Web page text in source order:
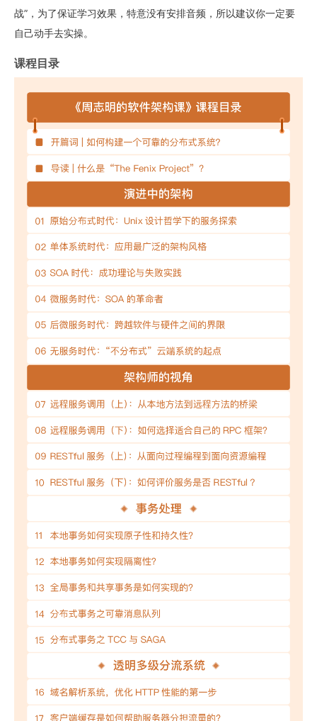
战”，为了保证学习效果，特意没有安排音频，所以建议你一定要
自己动手去实操。
课程目录